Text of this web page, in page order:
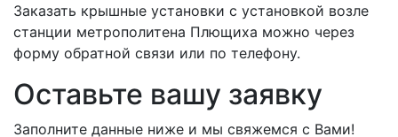
Заказать крышные установки с установкой возле
станции метрополитена Плющиха можно через
форму обратной связи или по телефону.
Оставьте вашу заявку
Заполните данные ниже и мы свяжемся с Вами!